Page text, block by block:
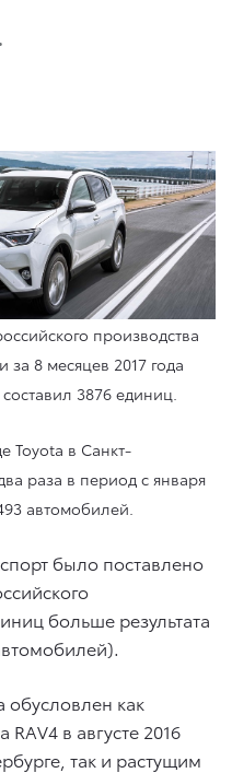
производства
за 8 месяцев 2017 года
3876 единиц.
Toyota в Санкт-
раза в период с января
автомобилей.
было поставлено
больше результата
обусловлен как
в августе 2016
так и растущим